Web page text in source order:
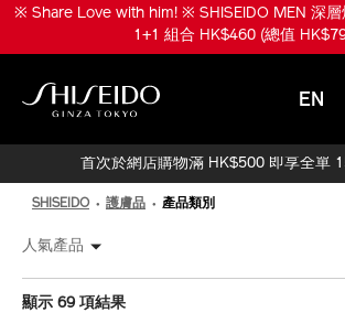
※ 升級份量兼享皇牌產品！※ SHISEIDO MEN
限時 1+1 組合 HK$950 (總值
EN
首次於網店購物滿 HK$500 即享全單
SHISEIDO 護膚品 產品類別
人氣產品
顯示 69 項結果